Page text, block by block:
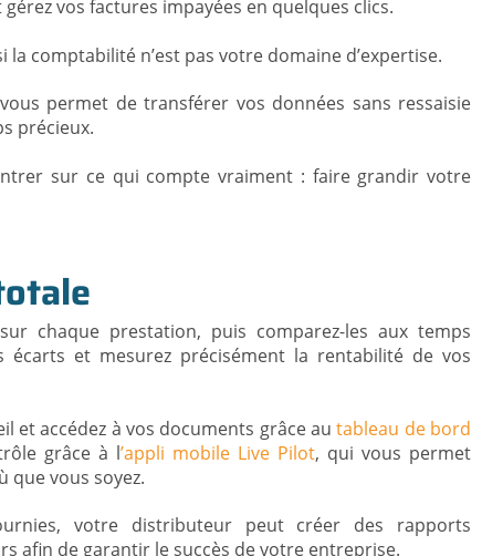
vos factures impayées en quelques clics.
la comptabilité n’est pas votre domaine d’expertise.
permet de transférer vos données sans ressaisie
précieux.
sur ce qui compte vraiment : faire grandir votre
sur chaque prestation, puis comparez-les aux temps
écarts et mesurez précisément la rentabilité de vos
et accédez à vos documents grâce autableau de bord
grâce à l’appli mobile Live Pilot, qui vous permet
que vous soyez.
votre distributeur peut créer des rapports
afin de garantir le succès de votre entreprise.